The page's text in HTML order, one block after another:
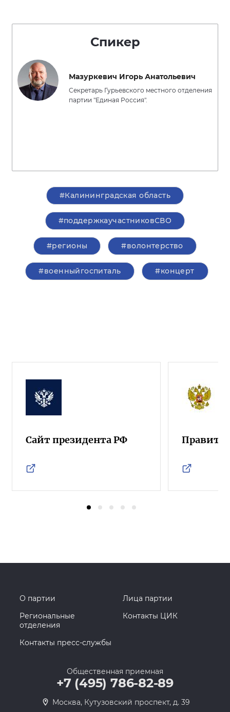
Спикер
Мазуркевич Игорь Анатольевич
Секретарь Гурьевского местного отделения
партии "Единая Россия".
#Калининградская область
#поддержкаучастниковСВО
#регионы #волонтерство
#военныйгоспиталь #концерт
Сайт президента РФ
О партии
Лица партии
Региональные
отделения
Контакты ЦИК
Контакты пресс-службы
Общественная приемная
+7 (495) 786-82-89
Москва, Кутузовский проспект, д. 39